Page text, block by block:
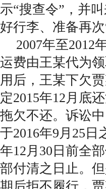
示“搜查令”，并
好行李、准备再
2007年至2012
运费由王某代为
用后，王某下欠
定2015年12月底
拖欠不还。诉讼
于2016年9月25日
年12月30日前全
部付清之日止。